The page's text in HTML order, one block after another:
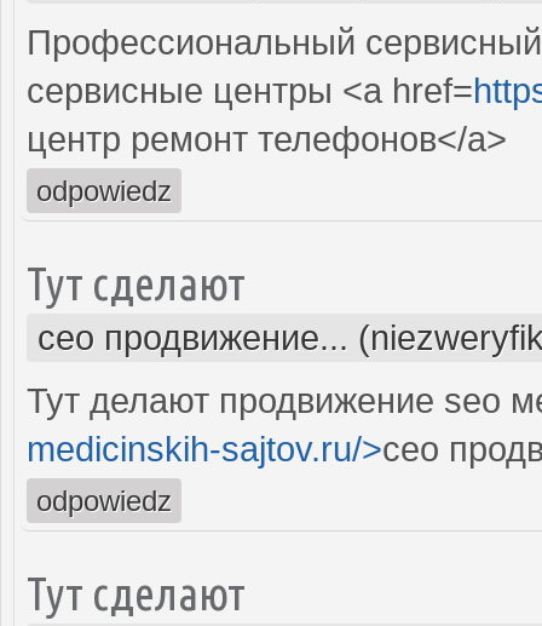
Профессиональный
сервисные центры <a href=
центр ремонт телефонов</a>
odpowiedz
Тут сделают
сео продвижение...
Тут делают продвижение seo
medicinskih-sajtov.ru/>сео
odpowiedz
Тут сделают